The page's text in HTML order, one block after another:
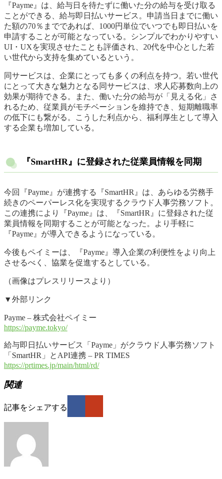
『Payme』は、給与日を待たずに働いた分の給与を受け取る
ことができる、給与即日払いサービス。申請当日までに働い
た額の70％までであれば、1000円単位でいつでも即日払いを
申請することが可能となっている。シンプルでわかりやすい
UI・UXを実現させたことも評価され、20代を中心とした若
い世代から支持を集めているという。
同サービスは、企業にとっても多くの利点を持つ。若い世代
にとって大きな魅力となる同サービスは、求人応募数向上の
効果が期待できる。また、働いた分の給与が「見える化」さ
れるため、従業員がモチベーションを維持でき、短期離職率
の低下にも繋がる。こうした利点から、福利厚生として導入
する企業も増加している。
『SmartHR』に登録された従業員情報を同期
今回『Payme』が連携する『SmartHR』は、あらゆる労務手
続きのペーパーレス化を実現するクラウド人事労務ソフト。
この連携により『Payme』は、『SmartHR』に登録された従
業員情報を同期することが可能となった。より手軽に
『Payme』が導入できるようになっている。
今後もペイミーは、『Payme』導入企業の利便性をより向上
させるべく、協業を促進するとしている。
（画像はプレスリリースより）
▼外部リンク
Payme – 株式会社ペイミー
https://payme.tokyo/
給与即日払いサービス「Payme」がクラウド人事労務ソフト
「SmartHR」とAPI連携 – PR TIMES
https://prtimes.jp/main/html/rd/
関連
記事をシェアする